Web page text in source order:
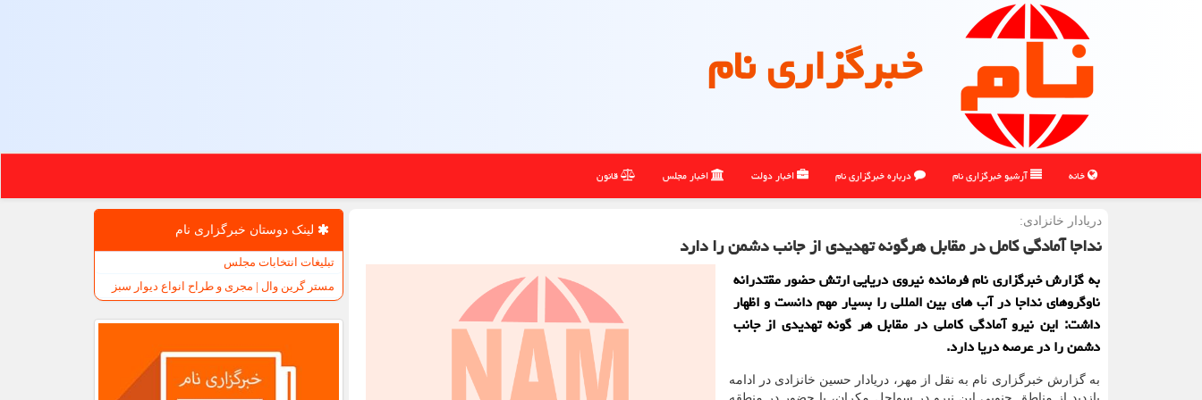
خبرگزاری نام
خانه آرشیو خبرگزاری نام درباره خبرگزاری نام اخبار دولت اخبار مجلس قانون
دریادار خانزادی:
نداجا آمادگی كامل در مقابل هرگونه تهدیدی از جانب دشمن را دارد
به گزارش خبرگزاری نام فرمانده نیروی دریایی ارتش حضور مقتدرانه
ناوگروهای نداجا در آب های بین المللی را بسیار مهم دانست و اظهار
داشت: این نیرو آمادگی کاملی در مقابل هر گونه تهدیدی از جانب
دشمن را در عرصه دریا دارد.
به گزارش خبرگزاری نام به نقل از مهر، دریادار حسین خانزادی در ادامه
لینک دوستان خبرگزاری نام
تبلیغات انتخابات مجلس
مستر گرین وال | مجری و طراح انواع دیوار سبز